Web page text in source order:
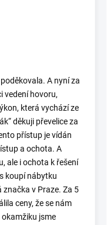
A nyní za
vedení hovoru,
která vychází ze
děkuji převelice za
přístup je vídán
a ochota. A
ale i ochota k řešení
koupí nábytku
v Praze. Za 5
ceny, že se nám
jsme